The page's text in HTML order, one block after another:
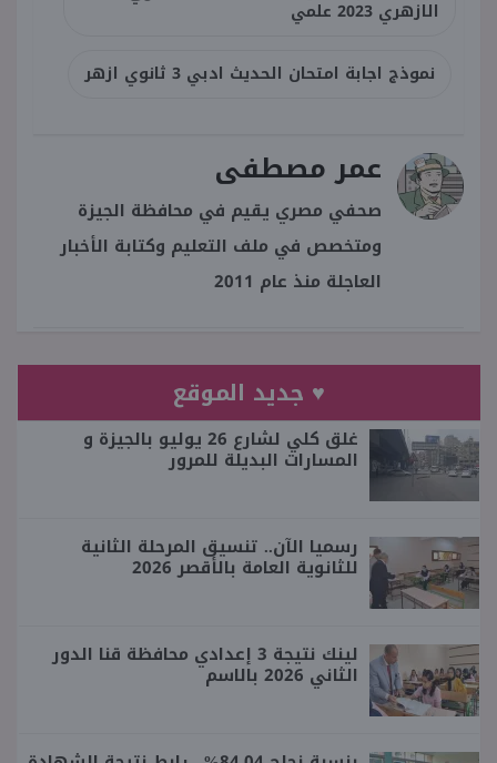
الازهري 2023 علمي
نموذج اجابة امتحان الحديث ادبي 3 ثانوي ازهر
عمر مصطفى
صحفي مصري يقيم في محافظة الجيزة
ومتخصص في ملف التعليم وكتابة الأخبار
العاجلة منذ عام 2011
♥ جديد الموقع
غلق كلي لشارع 26 يوليو بالجيزة و
المسارات البديلة للمرور
رسميا الآن.. تنسيق المرحلة الثانية
للثانوية العامة بالأقصر 2026
لينك نتيجة 3 إعدادي محافظة قنا الدور
الثاني 2026 بالاسم